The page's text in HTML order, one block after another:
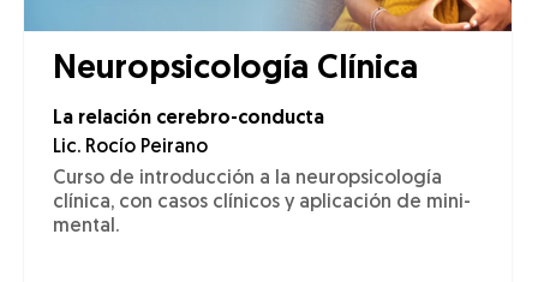
Neuropsicología Clínica
La relación cerebro-conducta
Lic. Rocío Peirano
Curso de introducción a la neuropsicología
clínica, con casos clínicos y aplicación de mini-
mental.